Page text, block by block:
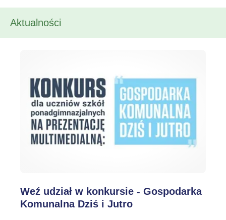
Aktualności
Weź udział w konkursie - Gospodarka
Komunalna Dziś i Jutro